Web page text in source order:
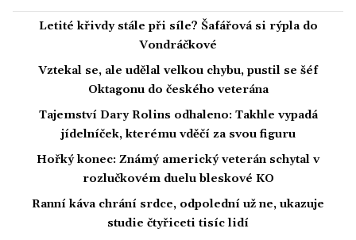
Letité křivdy stále při síle? Šafářová si rýpla do
Vondráčkové
Vztekal se, ale udělal velkou chybu, pustil se šéf
Oktagonu do českého veterána
Tajemství Dary Rolins odhaleno: Takhle vypadá
jídelníček, kterému vděčí za svou figuru
Hořký konec: Známý americký veterán schytal v
rozlučkovém duelu bleskové KO
Ranní káva chrání srdce, odpolední už ne, ukazuje
studie čtyřiceti tisíc lidí